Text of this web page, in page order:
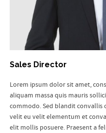
Sales Director
Lorem ipsum dolor sit amet,
aliquam massa quis mauris
commodo. Sed blandit convallis
velit eu velit elementum et
elit mollis posuere. Praesent a